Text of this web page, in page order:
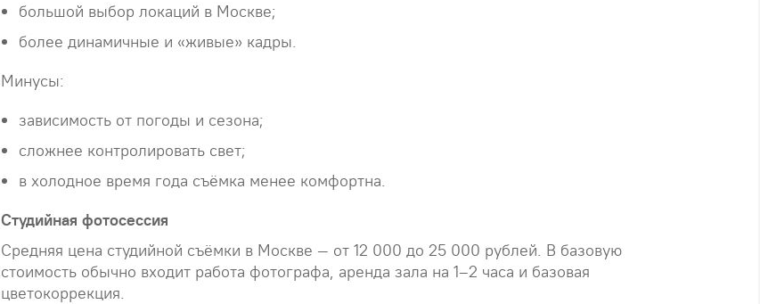
большой выбор локаций в Москве;
более динамичные и «живые» кадры.
Минусы:
зависимость от погоды и сезона;
сложнее контролировать свет;
в холодное время года съёмка менее комфортна.
Студийная фотосессия
Средняя цена студийной съёмки в Москве — от 12 000 до 25 000 рублей. В базовую
стоимость обычно входит работа фотографа, аренда зала на 1–2 часа и базовая
цветокоррекция.